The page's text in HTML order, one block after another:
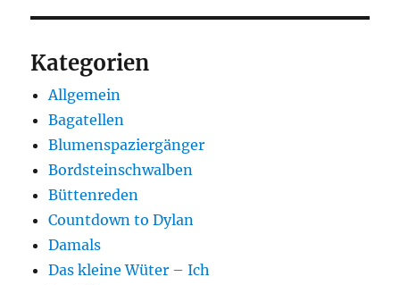
Kategorien
Allgemein
Bagatellen
Blumenspaziergänger
Bordsteinschwalben
Büttenreden
Countdown to Dylan
Damals
Das kleine Wüter – Ich